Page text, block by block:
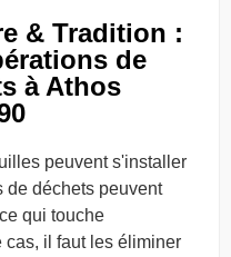
& Tradition :
de
à Athos
peuvent s'installer
de déchets peuvent
qui touche
cas, il faut les éliminer